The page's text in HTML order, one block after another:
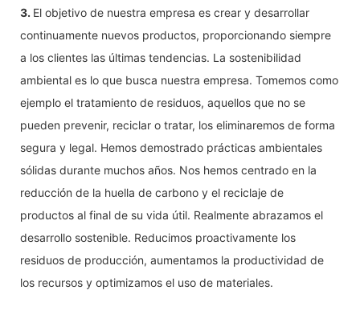
3. El objetivo de nuestra empresa es crear y desarrollar
continuamente nuevos productos, proporcionando siempre
a los clientes las últimas tendencias. La sostenibilidad
ambiental es lo que busca nuestra empresa. Tomemos como
ejemplo el tratamiento de residuos, aquellos que no se
pueden prevenir, reciclar o tratar, los eliminaremos de forma
segura y legal. Hemos demostrado prácticas ambientales
sólidas durante muchos años. Nos hemos centrado en la
reducción de la huella de carbono y el reciclaje de
productos al final de su vida útil. Realmente abrazamos el
desarrollo sostenible. Reducimos proactivamente los
residuos de producción, aumentamos la productividad de
los recursos y optimizamos el uso de materiales.